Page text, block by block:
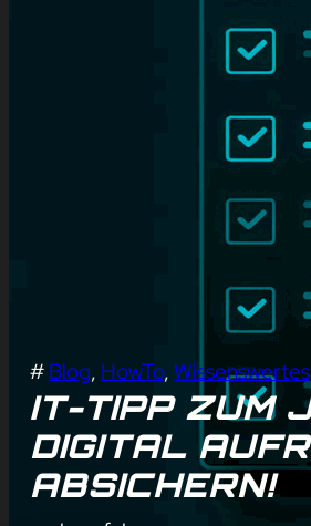
# Blog, HowTo, Wissenswertes
IT-TIPP ZUM
DIGITAL
ABSICHERN!